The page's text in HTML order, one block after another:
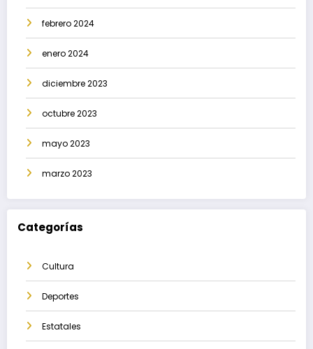
febrero 2024
enero 2024
diciembre 2023
octubre 2023
mayo 2023
marzo 2023
Categorías
Cultura
Deportes
Estatales